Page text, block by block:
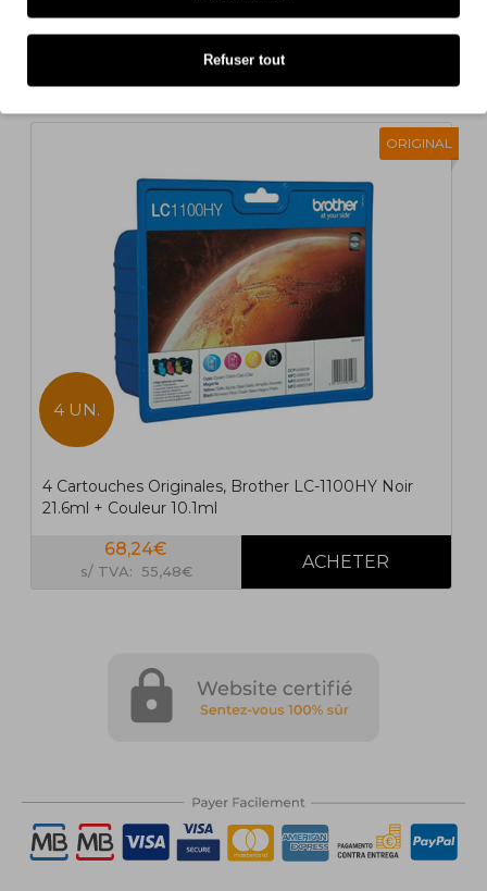
Aussi pour votre imprimante
ORIGINAL
4 UN.
4 Cartouches Originales, Brother LC-1100HY Noir
21.6ml + Couleur 10.1ml
68,24€
s/ TVA: 55,48€
Refuser tout